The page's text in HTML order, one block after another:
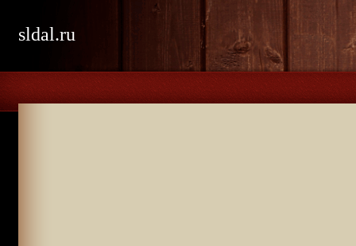
sldal.ru